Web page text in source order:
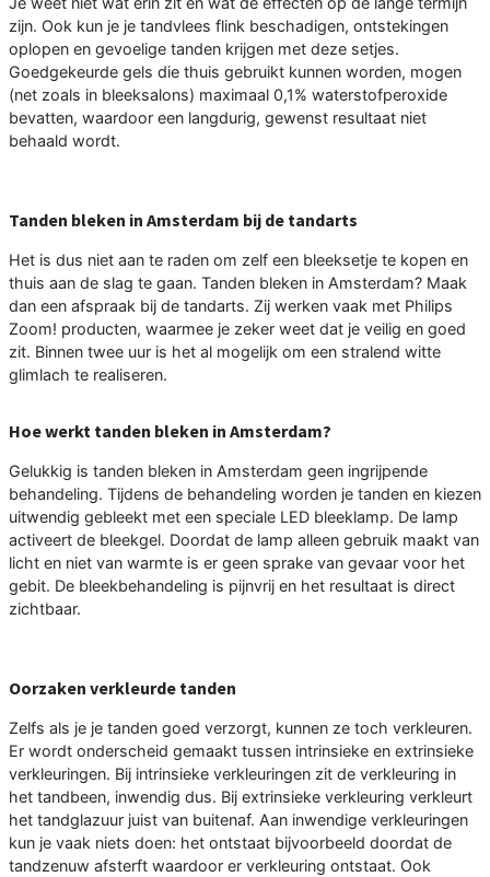
zijn. Ook kun je je tandvlees flink beschadigen, ontstekingen
oplopen en gevoelige tanden krijgen met deze setjes.
Goedgekeurde gels die thuis gebruikt kunnen worden, mogen
(net zoals in bleeksalons) maximaal 0,1% waterstofperoxide
bevatten, waardoor een langdurig, gewenst resultaat niet
behaald wordt.
Tanden bleken in Amsterdam bij de tandarts
Het is dus niet aan te raden om zelf een bleeksetje te kopen en
thuis aan de slag te gaan. Tanden bleken in Amsterdam? Maak
dan een afspraak bij de tandarts. Zij werken vaak met Philips
Zoom! producten, waarmee je zeker weet dat je veilig en goed
zit. Binnen twee uur is het al mogelijk om een stralend witte
glimlach te realiseren.
Hoe werkt tanden bleken in Amsterdam?
Gelukkig is tanden bleken in Amsterdam geen ingrijpende
behandeling. Tijdens de behandeling worden je tanden en kiezen
uitwendig gebleekt met een speciale LED bleeklamp. De lamp
activeert de bleekgel. Doordat de lamp alleen gebruik maakt van
licht en niet van warmte is er geen sprake van gevaar voor het
gebit. De bleekbehandeling is pijnvrij en het resultaat is direct
zichtbaar.
Oorzaken verkleurde tanden
Zelfs als je je tanden goed verzorgt, kunnen ze toch verkleuren.
Er wordt onderscheid gemaakt tussen intrinsieke en extrinsieke
verkleuringen. Bij intrinsieke verkleuringen zit de verkleuring in
het tandbeen, inwendig dus. Bij extrinsieke verkleuring verkleurt
het tandglazuur juist van buitenaf. Aan inwendige verkleuringen
kun je vaak niets doen: het ontstaat bijvoorbeeld doordat de
tandzenuw afsterft waardoor er verkleuring ontstaat. Ook